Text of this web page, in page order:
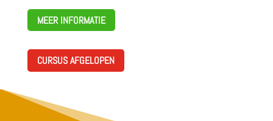
MEER INFORMATIE
CURSUS AFGELOPEN